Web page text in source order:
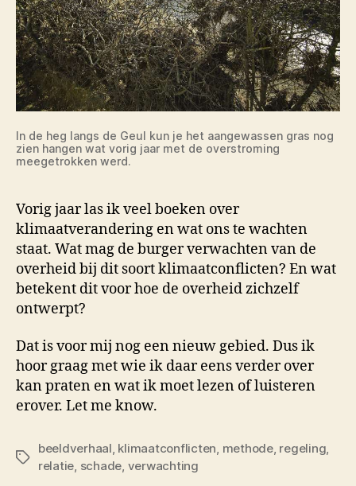
In de heg langs de Geul kun je het aangewassen gras nog
zien hangen wat vorig jaar met de overstroming
meegetrokken werd.
Vorig jaar las ik veel boeken over
klimaatverandering en wat ons te wachten
staat. Wat mag de burger verwachten van de
overheid bij dit soort klimaatconflicten? En wat
betekent dit voor hoe de overheid zichzelf
ontwerpt?
Dat is voor mij nog een nieuw gebied. Dus ik
hoor graag met wie ik daar eens verder over
kan praten en wat ik moet lezen of luisteren
erover. Let me know.
Tags
beeldverhaal, klimaatconflicten, methode, regeling,
relatie, schade, verwachting